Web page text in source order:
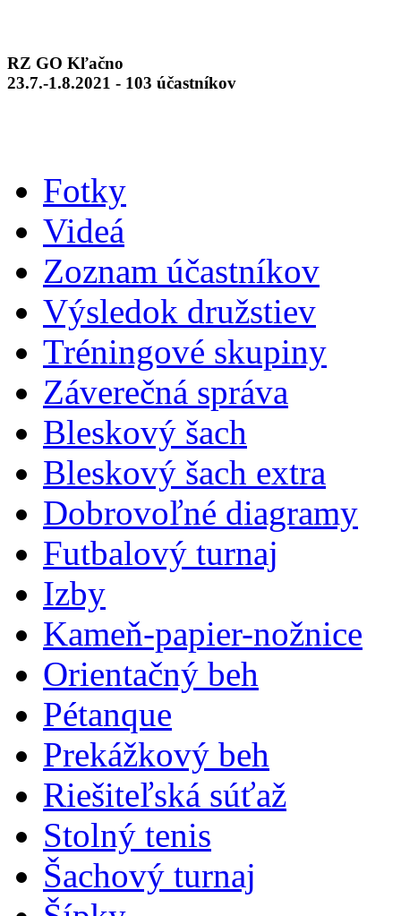
RZ GO Kľačno
23.7.-1.8.2021 - 103 účastníkov
Fotky
Videá
Zoznam účastníkov
Výsledok družstiev
Tréningové skupiny
Záverečná správa
Bleskový šach
Bleskový šach extra
Dobrovoľné diagramy
Futbalový turnaj
Izby
Kameň-papier-nožnice
Orientačný beh
Pétanque
Prekážkový beh
Riešiteľská súťaž
Stolný tenis
Šachový turnaj